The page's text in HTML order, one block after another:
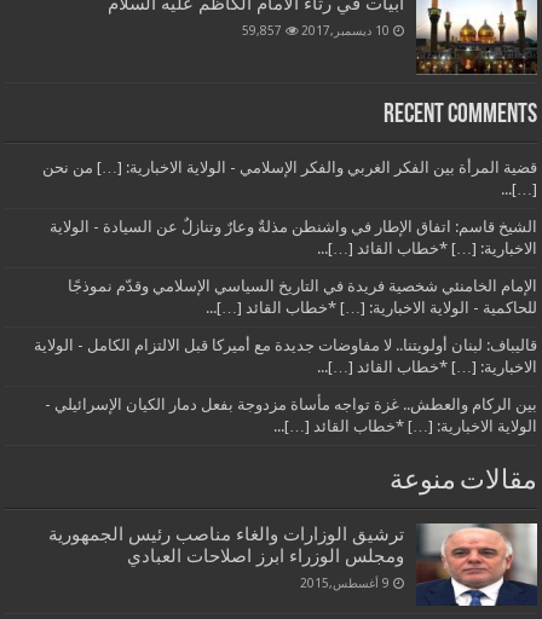
10 ديسمبر,2017 59,857
Recent Comments
قضية المرأة بين الفكر الغربي والفكر الإسلامي - الولاية الاخبارية: […] من نحن
[…]...
الشيخ قاسم: اتفاق الإطار في واشنطن مذلةٌ وعارٌ وتنازلٌ عن السيادة - الولاية
الاخبارية: […] *خطاب القائد […]...
الإمام الخامنئي شخصية فريدة في التاريخ السياسي الإسلامي وقدّم نموذجًا
للحاكمية - الولاية الاخبارية: […] *خطاب القائد […]...
قاليباف: لبنان أولويتنا.. لا مفاوضات جديدة مع أميركا قبل الالتزام الكامل - الولاية
الاخبارية: […] *خطاب القائد […]...
بين الركام والعطش.. غزة تواجه مأساة مزدوجة بفعل دمار الكيان الإسرائيلي -
الولاية الاخبارية: […] *خطاب القائد […]...
مقالات منوعة
ترشيق الوزارات والغاء مناصب رئيس الجمهورية
ومجلس الوزراء ابرز اصلاحات العبادي
9 أغسطس,2015